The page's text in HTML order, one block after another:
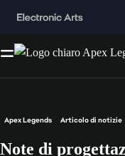
Apex Legends Articolo di notizie
Note di